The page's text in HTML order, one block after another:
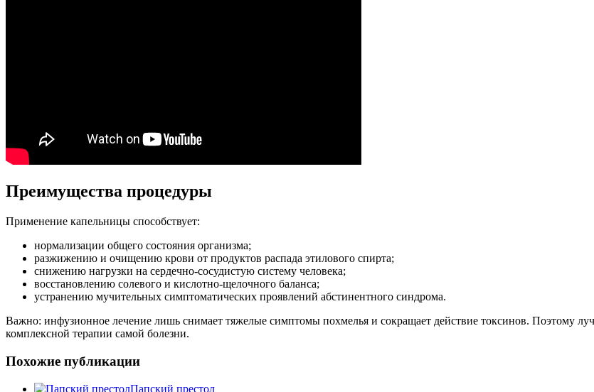
Преимущества процедуры
Применение капельницы способствует:
нормализации общего состояния организма;
разжижению и очищению крови от продуктов распада этилового спирта;
снижению нагрузки на сердечно-сосудистую систему человека;
восстановлению солевого и кислотно-щелочного баланса;
устранению мучительных симптоматических проявлений абстинентного синдрома.
Важно: инфузионное лечение лишь снимает тяжелые симптомы похмелья и сокращает действие токсинов. Поэтому
комплексной терапии самой болезни.
Похожие публикации
Папский престол